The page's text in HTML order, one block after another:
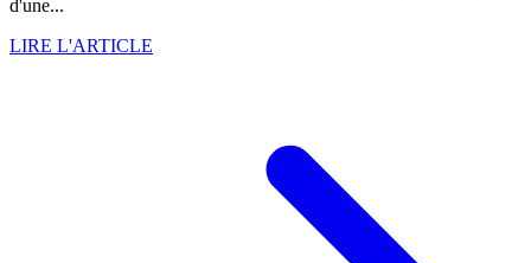
d'une...
LIRE L'ARTICLE